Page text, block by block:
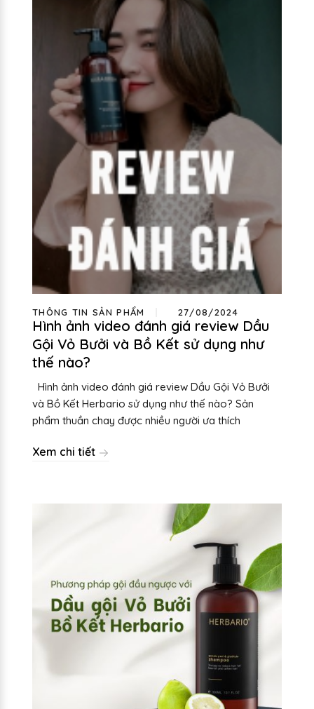
THÔNG TIN SẢN PHẨM 27/08/2024
Hình ảnh video đánh giá review Dầu
Gội Vỏ Bưởi và Bồ Kết sử dụng như
thế nào?
Hình ảnh video đánh giá review Dầu Gội Vỏ Bưởi
và Bồ Kết Herbario sử dụng như thế nào? Sản
phẩm thuần chay được nhiều người ưa thích
Xem chi tiết